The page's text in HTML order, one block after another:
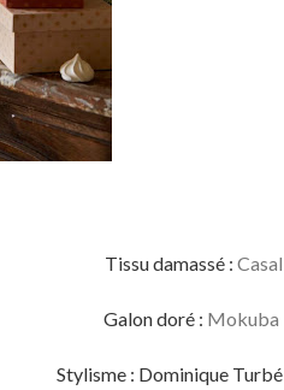
Tissu damassé : Casal
Galon doré : Mokuba
Stylisme : Dominique Turbé